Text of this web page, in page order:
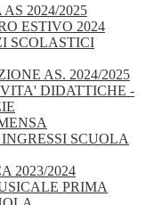
2024/2025
ESTIVO 2024
SCOLASTICI
AS. 2024/2025
DIDATTICHE -
SCUOLA
2023/2024
PRIMA